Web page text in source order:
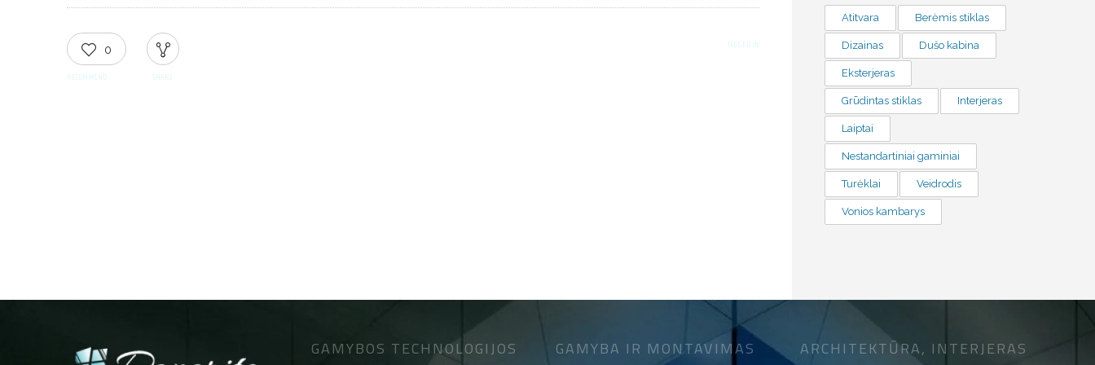
0
RECOMMEND SHARE
TAGGED IN
Atitvara Berėmis stiklas
Dizainas Dušo kabina
Eksterjeras
Grūdintas stiklas Interjeras
Laiptai
Nestandartiniai gaminiai
Turėklai Veidrodis
Vonios kambarys
GAMYBOS TECHNOLOGIJOS GAMYBA IR MONTAVIMAS ARCHITEKTŪRA, INTERJERAS